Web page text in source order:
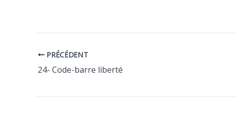
PRÉCÉDENT
24- Code-barre liberté